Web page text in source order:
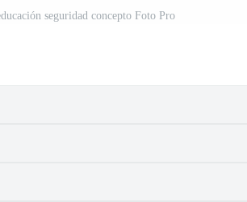
seguridad concepto Foto Pro